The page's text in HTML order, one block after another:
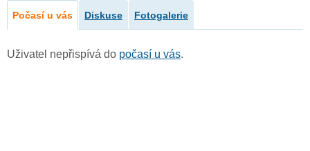
Počasí u vás Diskuse Fotogalerie
Uživatel nepřispívá do počasí u vás.